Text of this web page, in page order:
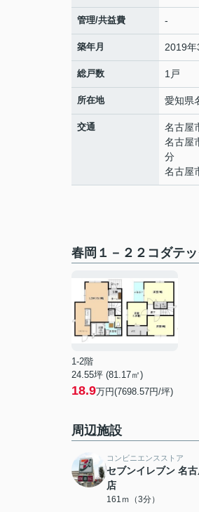
管理/共益費 -
築年月 2019年
総戸数 1戸
所在地 愛知県
交通 名古屋
名古屋
分
名古屋
春岡１－２２コダテ
1-2階
24.55坪 (81.17㎡)
18.9万円(7698.57円/坪)
周辺施設
コンビニエンスストア
セブンイレブン 名
店
161ｍ（3分）